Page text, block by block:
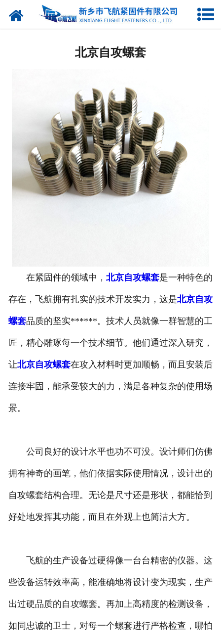
网站首页
北京插销螺套
北京普通型螺套
北京锁紧型螺套
北京彩色螺套
北京镀层螺套
北京自攻螺套
在紧固件的领域中， 北京自攻螺套是一种特色的
存在，飞航拥有扎实的技术开发实力，这是北京自攻
螺套品质的坚实******。技术人员就像一群智慧的工
匠，精心雕琢每一个技术细节。他们通过深入研究，
让北京自攻螺套在攻入材料时更加顺畅，而且安装后
连接牢固，能承受较大的力，满足各种复杂的使用场
景。
公司良好的设计水平也功不可没。设计师们仿佛
拥有神奇的画笔，他们依据实际使用情况，设计出的
自攻螺套结构合理。无论是尺寸还是形状，都能恰到
好处地发挥其功能，而且在外观上也简洁大方。
飞航的生产设备过硬得像一台台精密的仪器。这
些设备运转效率高，能准确地将设计变为现实，生产
出过硬品质的自攻螺套。再加上高精度的检测设备，
如同忠诚的卫士，对每一个螺套进行严格检查，哪怕